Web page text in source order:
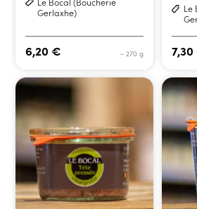
Gerlaxhe)
~ 270 g
6,20€
Le
7,30